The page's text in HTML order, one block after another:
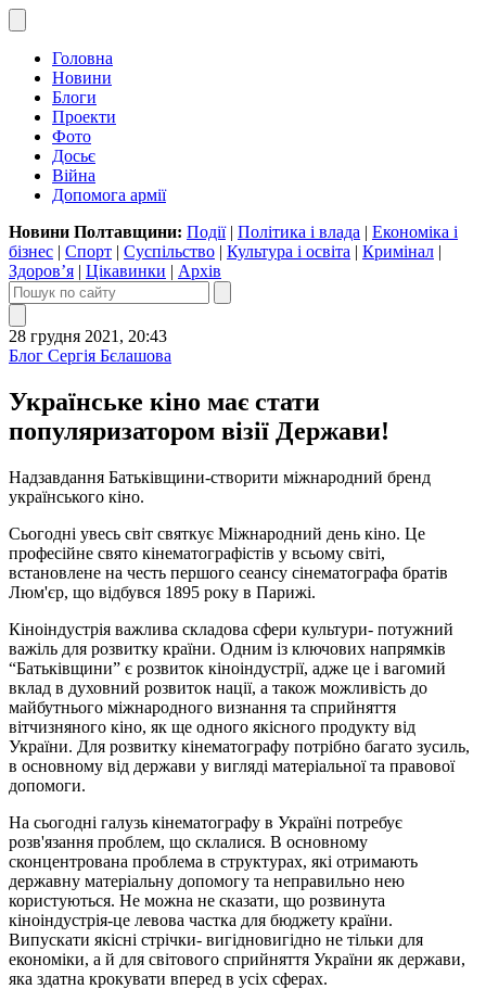
Головна
Новини
Блоги
Проекти
Фото
Досьє
Війна
Допомога армії
Новини Полтавщини: Події| Політика і влада | Економіка і
бізнес | Спорт | Суспільство | Культура і освіта | Кримінал |
Здоров’я | Цікавинки | Архів
28 грудня 2021, 20:43
Блог Сергія Бєлашова
Українське кіно має стати
популяризатором візії Держави!
Надзавдання Батьківщини-створити міжнародний бренд
українського кіно.
Сьогодні увесь світ святкує Міжнародний день кіно. Це
професійне свято кінематографістів у всьому світі,
встановлене на честь першого сеансу сінематографа братів
Люм'єр, що відбувся 1895 року в Парижі.
Кіноіндустрія важлива складова сфери культури- потужний
важіль для розвитку країни. Одним із ключових напрямків
“Батьківщини” є розвиток кіноіндустрії, адже це і вагомий
вклад в духовний розвиток нації, а також можливість до
майбутнього міжнародного визнання та сприйняття
вітчизняного кіно, як ще одного якісного продукту від
України. Для розвитку кінематографу потрібно багато зусиль,
в основному від держави у вигляді матеріальної та правової
допомоги.
На сьогодні галузь кінематографу в Україні потребує
розв'язання проблем, що склалися. В основному
сконцентрована проблема в структурах, які отримають
державну матеріальну допомогу та неправильно нею
користуються. Не можна не сказати, що розвинута
кіноіндустрія-це левова частка для бюджету країни.
Випускати якісні стрічки- вигідновигідно не тільки для
економіки, а й для світового сприйняття України як держави,
яка здатна крокувати вперед в усіх сферах.